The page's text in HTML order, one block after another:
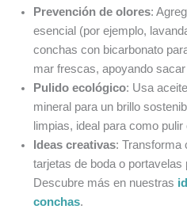
Prevención de olores:
esencial (por ejemplo,
conchas con bicarbonato
mar frescas, apoyando
Pulido ecológico: Usa
mineral para un brillo
limpias, ideal para como
Ideas creativas: Transforma
tarjetas de boda o
Descubre más en nuestras
conchas.